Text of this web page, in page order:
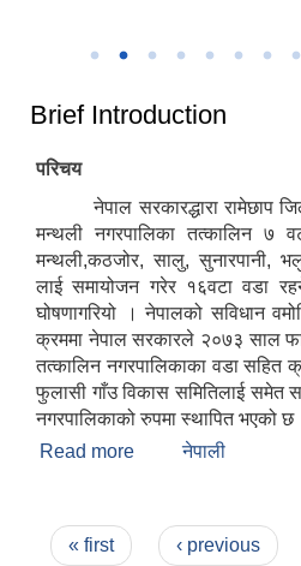
Brief Introduction
परिचय
नेपाल सरकारद्धारा रामेछाप
मन्थली नगरपालिका तत्कालिन ७
मन्थली,कठजोर, सालु, सुनारपानी,
लाई समायोजन गरेर १६वटा वडा
घोषणागरियो । नेपालको सविधान
क्रममा नेपाल सरकारले २०७३ साल
तत्कालिन नगरपालिकाका वडा सहित
फुलासी गाँउ विकास समितिलाई समेत
नगरपालिकाको रुपमा स्थापित
Read more about Brief
नेपाली
Pages
« first ‹ previous